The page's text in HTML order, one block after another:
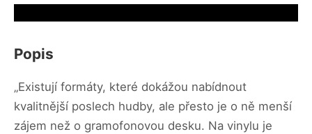
Popis
„Existují formáty, které dokážou nabídnout
kvalitnější poslech hudby, ale přesto je o ně menší
zájem než o gramofonovou desku. Na vinylu je